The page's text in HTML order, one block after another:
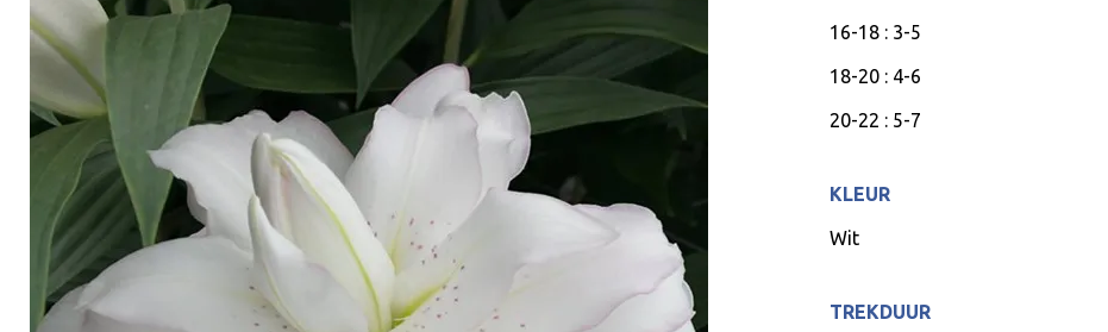
16-18 : 3-5
18-20 : 4-6
20-22 : 5-7
KLEUR
Wit
TREKDUUR